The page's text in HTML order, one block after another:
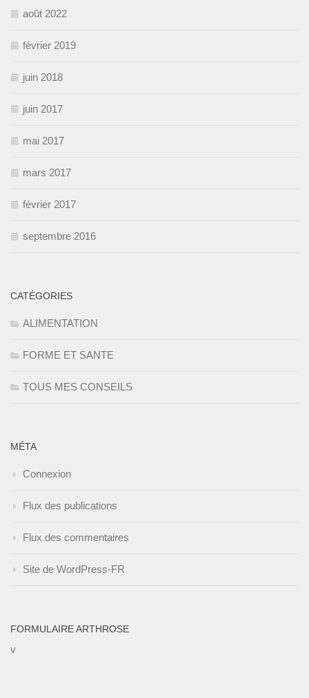
août 2022
février 2019
juin 2018
juin 2017
mai 2017
mars 2017
février 2017
septembre 2016
CATÉGORIES
ALIMENTATION
FORME ET SANTE
TOUS MES CONSEILS
MÉTA
Connexion
Flux des publications
Flux des commentaires
Site de WordPress-FR
FORMULAIRE ARTHROSE
v